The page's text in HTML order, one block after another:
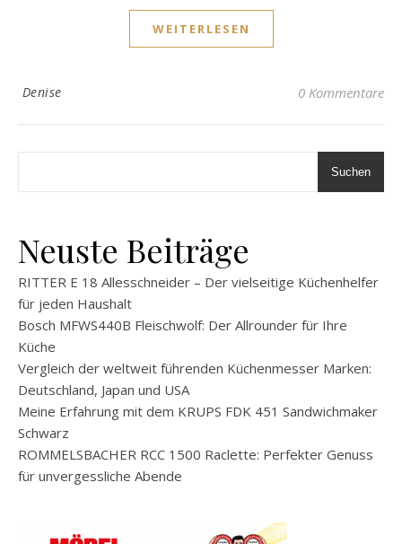
WEITERLESEN
Denise 0 Kommentare
Suchen
Neuste Beiträge
RITTER E 18 Allesschneider – Der vielseitige Küchenhelfer
für jeden Haushalt
Bosch MFWS440B Fleischwolf: Der Allrounder für Ihre
Küche
Vergleich der weltweit führenden Küchenmesser Marken:
Deutschland, Japan und USA
Meine Erfahrung mit dem KRUPS FDK 451 Sandwichmaker
Schwarz
ROMMELSBACHER RCC 1500 Raclette: Perfekter Genuss
für unvergessliche Abende